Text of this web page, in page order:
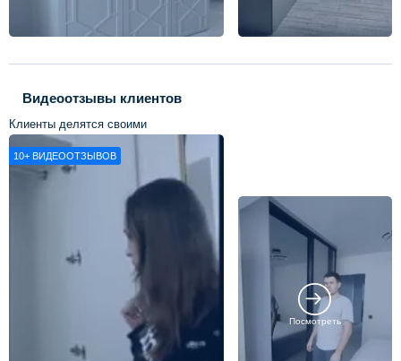
Видеоотзывы клиентов
Клиенты делятся своими
впечатлениями о нашей работе
10+ ВИДЕООТЗЫВОВ
Посмотреть